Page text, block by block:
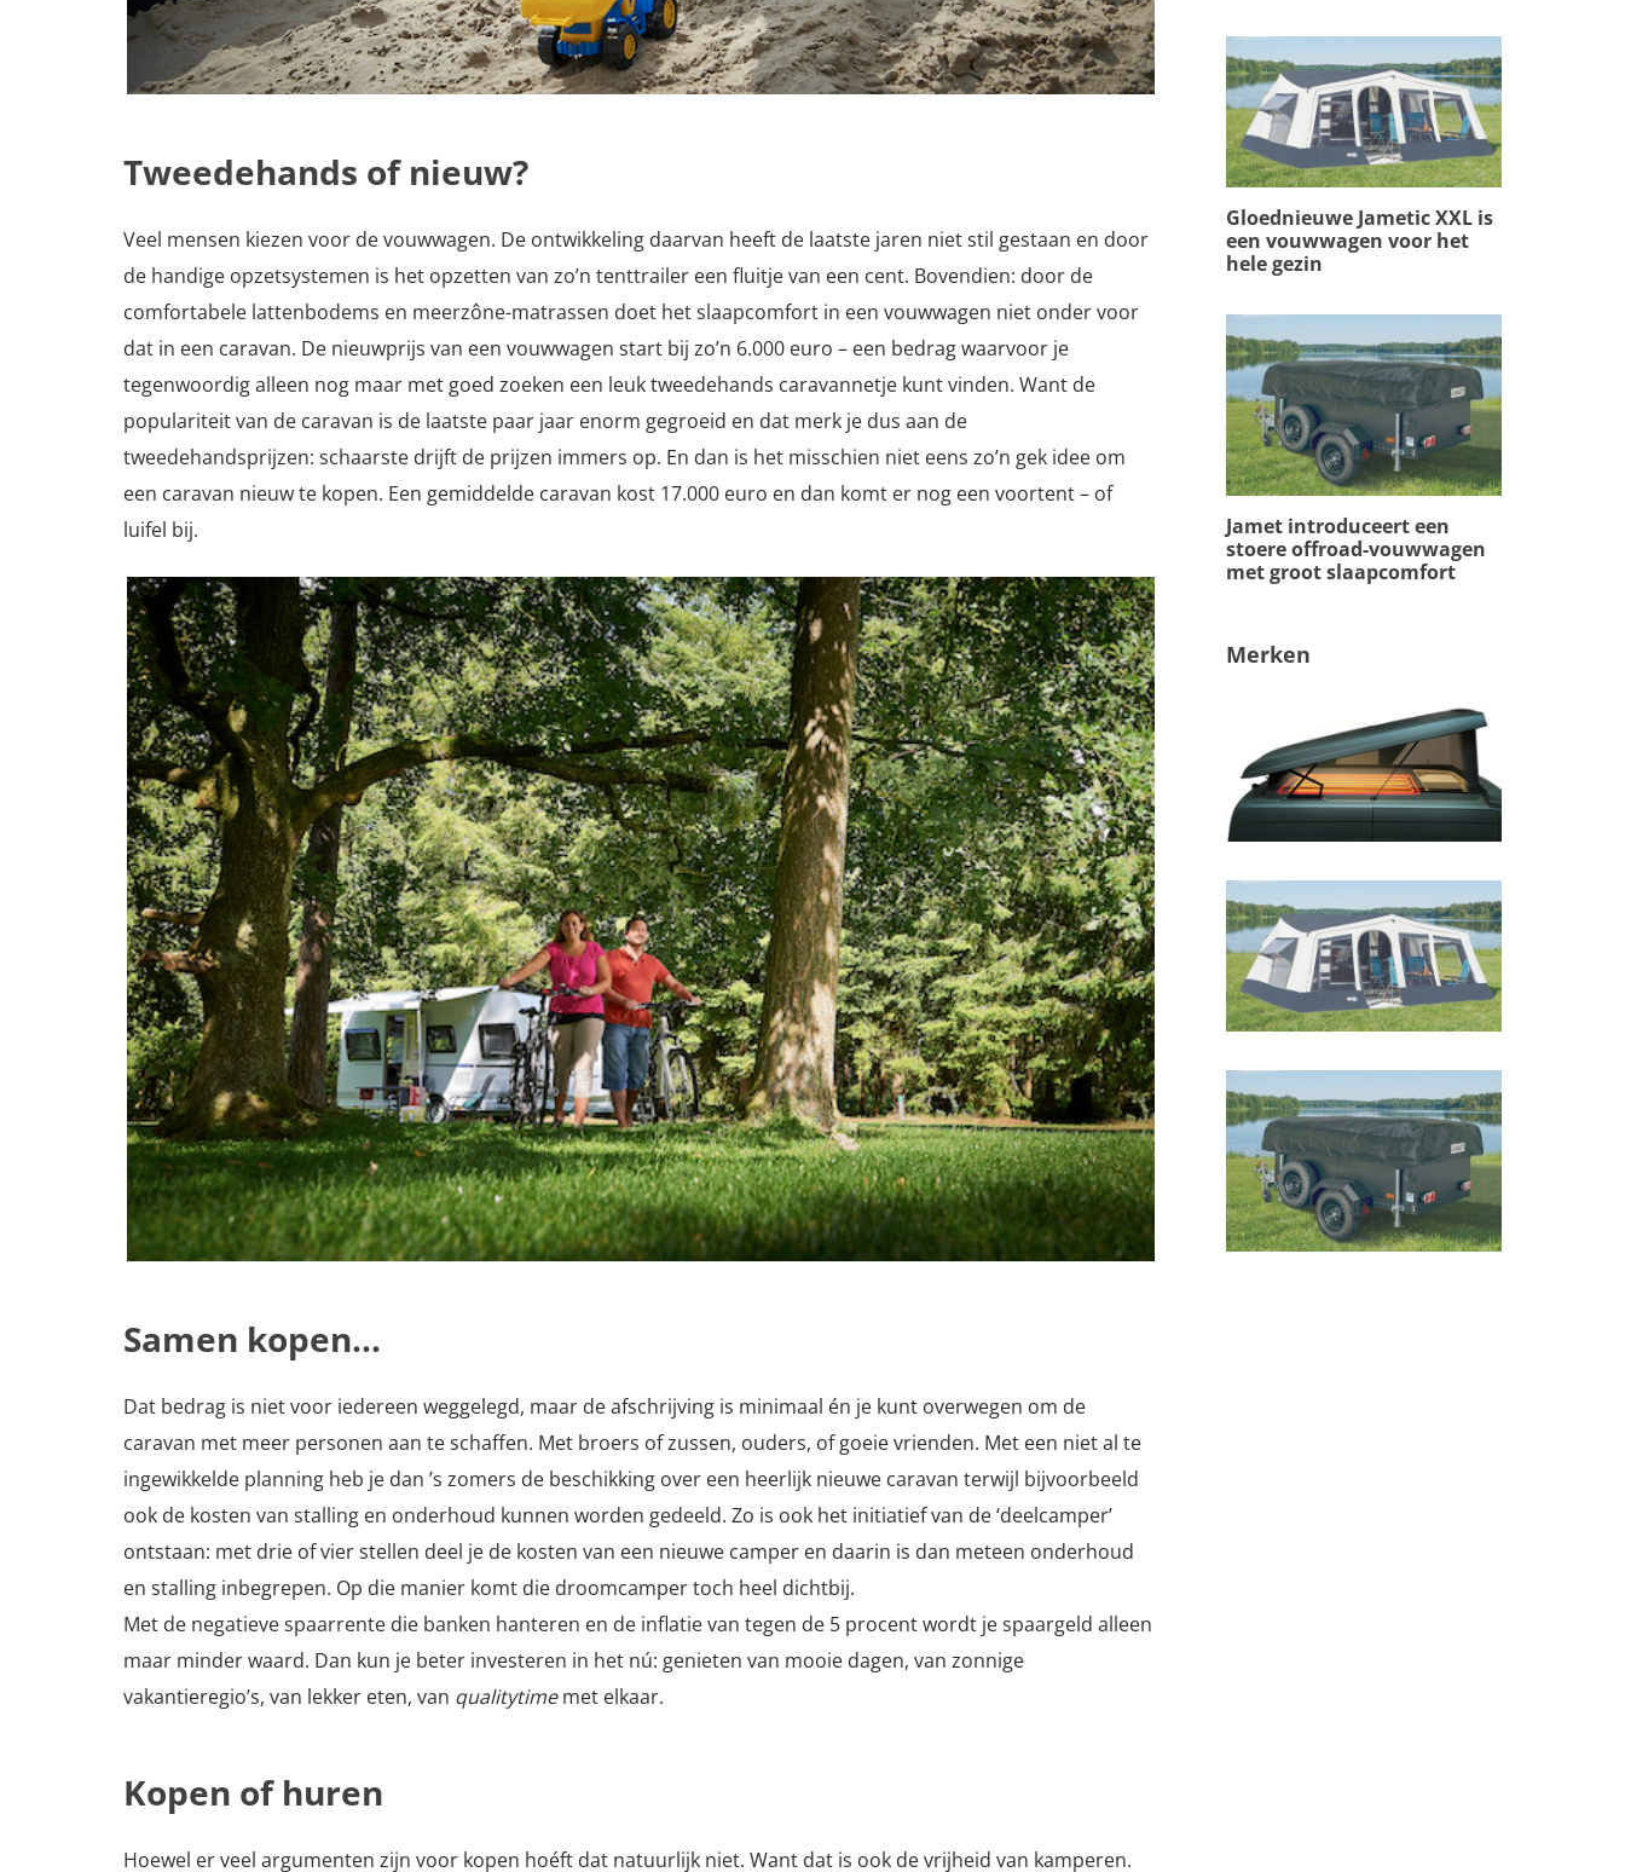
Tweedehands of nieuw?
Veel mensen kiezen voor de vouwwagen. De ontwikkeling daarvan heeft de laatste jaren niet stil gestaan en door
de handige opzetsystemen is het opzetten van zo’n tenttrailer een fluitje van een cent. Bovendien: door de
comfortabele lattenbodems en meerzône-matrassen doet het slaapcomfort in een vouwwagen niet onder voor
dat in een caravan. De nieuwprijs van een vouwwagen start bij zo’n 6.000 euro – een bedrag waarvoor je
tegenwoordig alleen nog maar met goed zoeken een leuk tweedehands caravannetje kunt vinden. Want de
populariteit van de caravan is de laatste paar jaar enorm gegroeid en dat merk je dus aan de
tweedehandsprijzen: schaarste drijft de prijzen immers op. En dan is het misschien niet eens zo’n gek idee om
een caravan nieuw te kopen. Een gemiddelde caravan kost 17.000 euro en dan komt er nog een voortent – of
luifel bij.
Samen kopen…
Dat bedrag is niet voor iedereen weggelegd, maar de afschrijving is minimaal én je kunt overwegen om de
caravan met meer personen aan te schaffen. Met broers of zussen, ouders, of goeie vrienden. Met een niet al te
ingewikkelde planning heb je dan ’s zomers de beschikking over een heerlijk nieuwe caravan terwijl bijvoorbeeld
ook de kosten van stalling en onderhoud kunnen worden gedeeld. Zo is ook het initiatief van de ‘deelcamper’
ontstaan: met drie of vier stellen deel je de kosten van een nieuwe camper en daarin is dan meteen onderhoud
en stalling inbegrepen. Op die manier komt die droomcamper toch heel dichtbij.
Met de negatieve spaarrente die banken hanteren en de inflatie van tegen de 5 procent wordt je spaargeld alleen
maar minder waard. Dan kun je beter investeren in het nú: genieten van mooie dagen, van zonnige
vakantieregio’s, van lekker eten, van qualitytimemet elkaar.
Kopen of huren
Hoewel er veel argumenten zijn voor kopen hoéft dat natuurlijk niet. Want dat is ook de vrijheid van kamperen.
Gloednieuwe Jametic XXL is
een vouwwagen voor het
hele gezin
Jamet introduceert een
stoere offroad-vouwwagen
met groot slaapcomfort
Merken